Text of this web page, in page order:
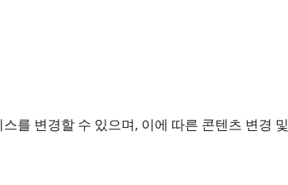
를 변경할 수 있으며, 이에 따른 콘텐츠 변경 및